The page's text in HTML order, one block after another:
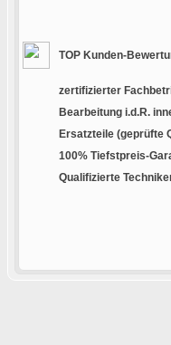
TOP Kunden-
zertifizierter
Bearbeitung i.d.R.
Ersatzteile (geprüfte
100% Tiefstpreis-
Qualifizierte